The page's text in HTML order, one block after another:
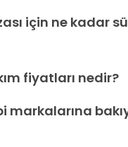
için ne kadar
fiyatları nedir?
markalarına